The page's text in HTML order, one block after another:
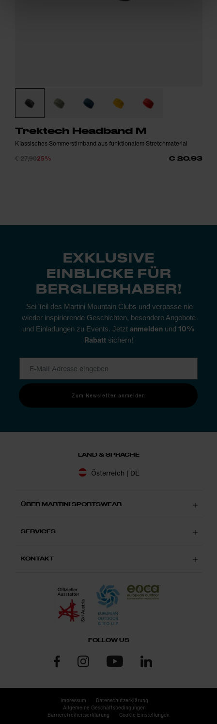
Trektech Headband M
Klassisches Sommerstirnband aus funktionalem Stretchmaterial
€ 27,9025% € 20,93
EXKLUSIVE
EINBLICKE FÜR
BERGLIEBHABER!
Sei Teil des Martini Mountain Clubs und verpasse nie
wieder inspirierende Geschichten, besondere Angebote
und Einladungen zu Events. Jetzt anmelden und 10%
Rabatt sichern!
Zum Newsletter anmelden
LAND & SPRACHE
Österreich | DE
ÜBER MARTINI SPORTSWEAR
SERVICES
KONTAKT
FOLLOW US
Impressum
Datenschutzerklärung
Allgemeine Geschäftsbedingungen
Barrierefreiheitserklärung
Cookie Einstellungen